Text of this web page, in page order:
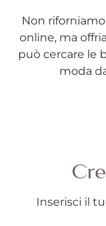
Non
online, ma
può cercare le
moda
Inserisci il